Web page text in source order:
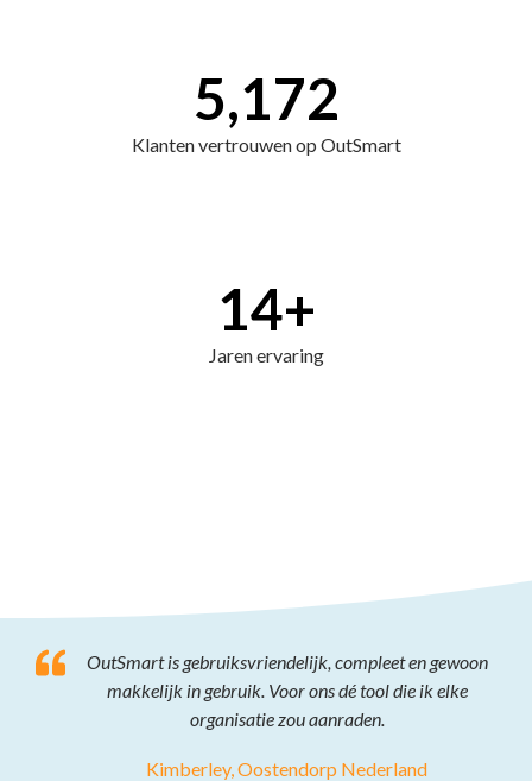
5,172
Klanten vertrouwen op OutSmart
14+
Jaren ervaring
OutSmart is gebruiksvriendelijk, compleet en gewoon
makkelijk in gebruik. Voor ons dé tool die ik elke
organisatie zou aanraden.
Kimberley, Oostendorp Nederland